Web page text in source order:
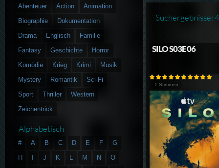
Suchergebnisse:
SILO S03E06
1 Stimmen
Abenteuer Action
Animation
Biographie
Dokumentation
Drama
Englisch
Familie
Fantasy
Geschichte
Horror
Komödie
Krieg Krimi
Musik
Mystery
Romantik
Sci-Fi
Sport
Thriller
Western
Zeichentrick
Alphabetisch
# A B C D E F
G
H
J K L M N
O